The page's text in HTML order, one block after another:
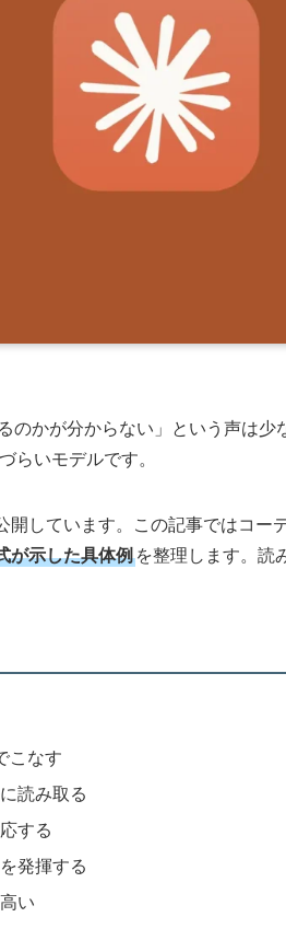
のかが分からない」という声は少
らいモデルです。
しています。この記事ではコー
が示した具体例 を整理します。読
こなす
読み取る
する
発揮する
い